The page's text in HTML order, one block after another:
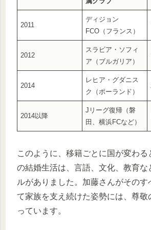
2011
ディジョン
FCO（フランス）
2012
スラビア・ソフィ
ア（ブルガリア）
2014
レヒア・グダニス
ク（ポーランド）
2014以降
Jリーグ復帰（磐
田、横浜FCなど）
このように、移籍ごとに国が変わる
の結婚生活は、言語、文化、教育な
ルがありました。加藤さんがそのす
て家族を支え続けた姿勢には、尊敬
っています。